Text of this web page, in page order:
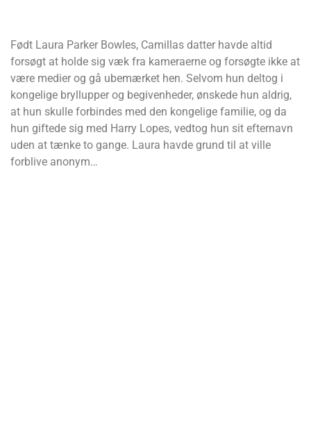
Født Laura Parker Bowles, Camillas datter havde altid
forsøgt at holde sig væk fra kameraerne og forsøgte ikke at
være medier og gå ubemærket hen. Selvom hun deltog i
kongelige bryllupper og begivenheder, ønskede hun aldrig,
at hun skulle forbindes med den kongelige familie, og da
hun giftede sig med Harry Lopes, vedtog hun sit efternavn
uden at tænke to gange. Laura havde grund til at ville
forblive anonym…